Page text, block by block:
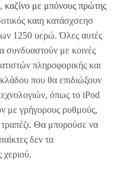
καζίνο με μπόνους πρώτης
καιη κατάσχσεησ
1250 υερώ. Όλες αυτές
συνδυαστούν με κοινές
πληροφορικής και
που θα επιδιώξουν
όπως το iPod
με γρήγορους ρυθμούς,
τραπέζι. Θα μπορούσε να
δεν τα
χεριού.